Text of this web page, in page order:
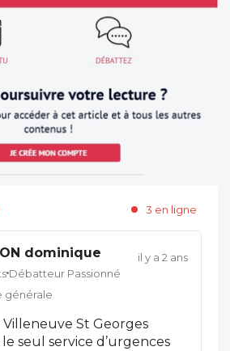
3 en ligne
dominique
Débatteur Passionné
générale
il y a 2 ans
St Georges
le seul service d’urgences